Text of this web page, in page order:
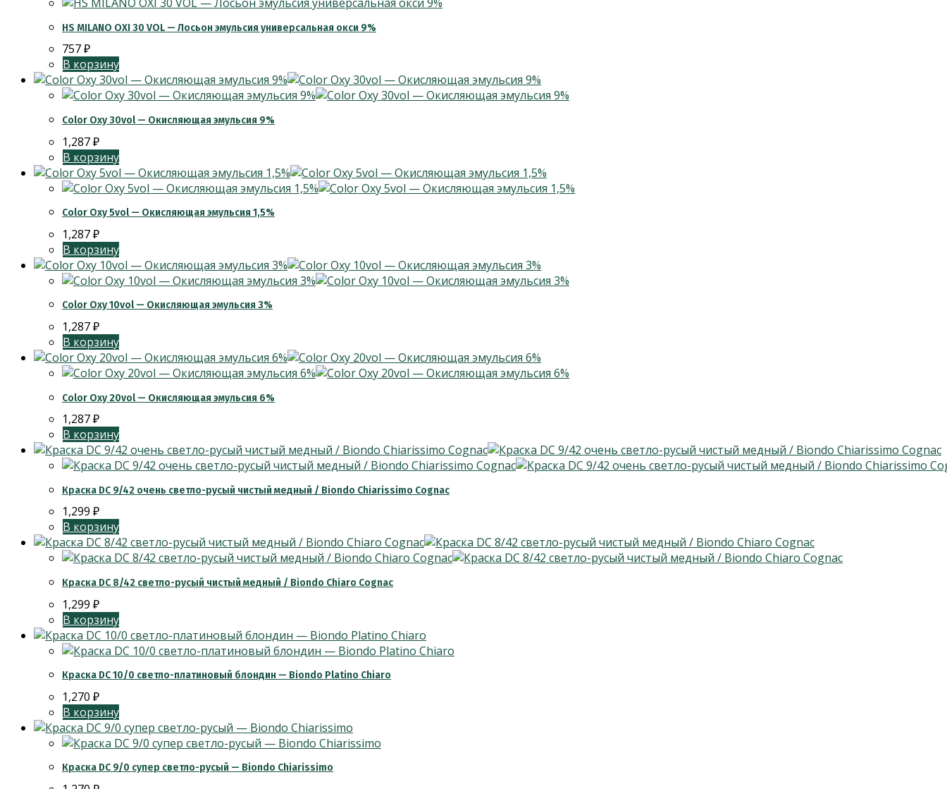
HS MILANO OXI 30 VOL — Лосьон эмульсия универсальная окси 9%
757₽
В корзину
Color Oxy 30vol — Окисляющая эмульсия 9%
1,287₽
В корзину
Color Oxy 5vol — Окисляющая эмульсия 1,5%
1,287₽
В корзину
Color Oxy 10vol — Окисляющая эмульсия 3%
1,287₽
В корзину
Color Oxy 20vol — Окисляющая эмульсия 6%
1,287₽
В корзину
Краска DC 9/42 очень светло-русый чистый медный / Biondo Chiarissimo Cognac
1,299 ₽
В корзину
Краска DC 8/42 светло-русый чистый медный / Biondo Chiaro Cognac
1,299 ₽
В корзину
Краска DC 10/0 светло-платиновый блондин — Biondo Platino Chiaro
1,270 ₽
В корзину
Краска DC 9/0 супер светло-русый — Biondo Chiarissimo